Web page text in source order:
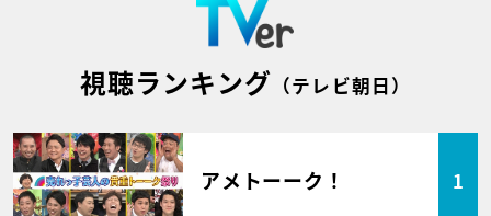
視聴ランキング （テレビ朝日）
アメトーーク！ 1